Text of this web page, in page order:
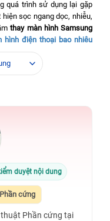
quá trình sử dụng lại gặp
sọc ngang dọc, nhiễu,
thay màn hình Samsung
hình điện thoại bao nhiêu
24h giải đáp cho bạn nhé.
duyệt nội dung
cứng
thuật Phần cứng tại